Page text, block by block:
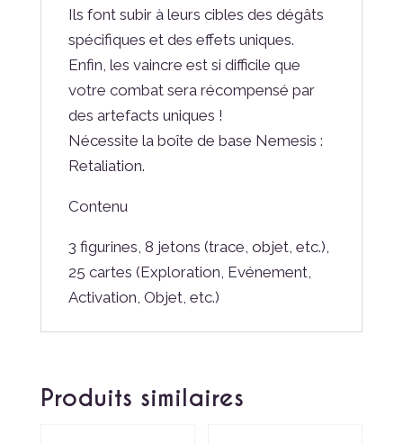
Ils font subir à leurs cibles des dégâts
spécifiques et des effets uniques.
Enfin, les vaincre est si difficile que
votre combat sera récompensé par
des artefacts uniques !
Nécessite la boîte de base Nemesis :
Retaliation.
Contenu
3 figurines, 8 jetons (trace, objet, etc.),
25 cartes (Exploration, Evénement,
Activation, Objet, etc.)
Produits similaires